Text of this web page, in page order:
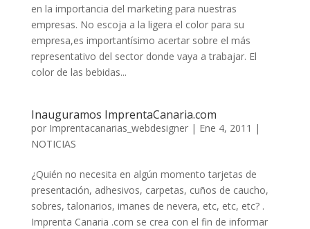
en la importancia del marketing para nuestras
empresas. No escoja a la ligera el color para su
empresa,es importantísimo acertar sobre el más
representativo del sector donde vaya a trabajar. El
color de las bebidas...
Inauguramos ImprentaCanaria.com
por Imprentacanarias_webdesigner| Ene 4, 2011 |
NOTICIAS
¿Quién no necesita en algún momento tarjetas de
presentación, adhesivos, carpetas, cuños de caucho,
sobres, talonarios, imanes de nevera, etc, etc, etc? .
Imprenta Canaria .com se crea con el fin de informar